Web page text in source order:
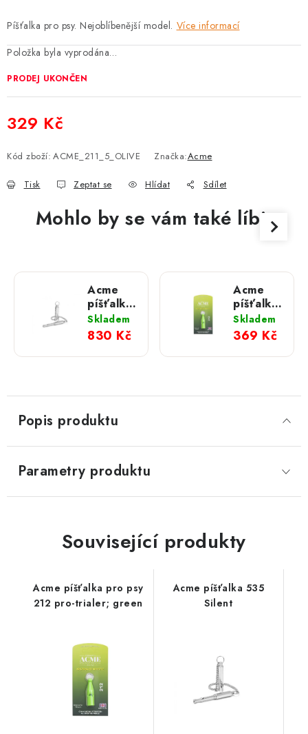
FAQ
Píšťalka pro psy. Nejoblíbenější model. Více informací
Položka byla vyprodána…
PRODEJ UKONČEN
329 Kč
Kód zboží: ACME_211_5_OLIVE Značka:Acme
Tisk Zeptat se Hlídat Sdílet
Mohlo by se vám také líbit
Acme
píšťalka
535
Silent
Skladem
830 Kč
Acme
píšťalka
pro psy
212 pro-
trialer;
green
Skladem
369 Kč
Popis produktu
Parametry produktu
Související produkty
Acme píšťalka pro psy
212 pro-trialer; green
Acme píšťalka 535
Silent